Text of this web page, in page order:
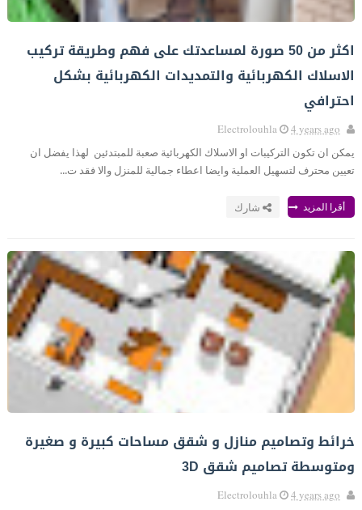
اكثر من 50 صورة لمساعدتك على فهم وطريقة تركيب
الاسلاك الكهربائية والتمديدات الكهربائية بشكل
احترافي
Electrolouhla 4 years ago
يمكن ان تكون التركيبات او الاسلاك الكهربائية صعبة للمبتدئين لهذا يفضل ان
تعيين محترف لتسهيل العملية وايضا اعطاء جمالية للمنزل والا فقد ت...
أقرا المزيد شارك
خرائط وتصاميم منازل و شقق مساحات كبيرة و صغيرة
ومتوسطة تصاميم شقق 3D
Electrolouhla 4 years ago